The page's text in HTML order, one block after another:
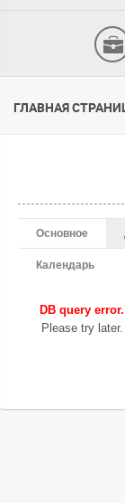
ГЛАВНАЯ
Основное
Календарь
DB query error.
Please try later.